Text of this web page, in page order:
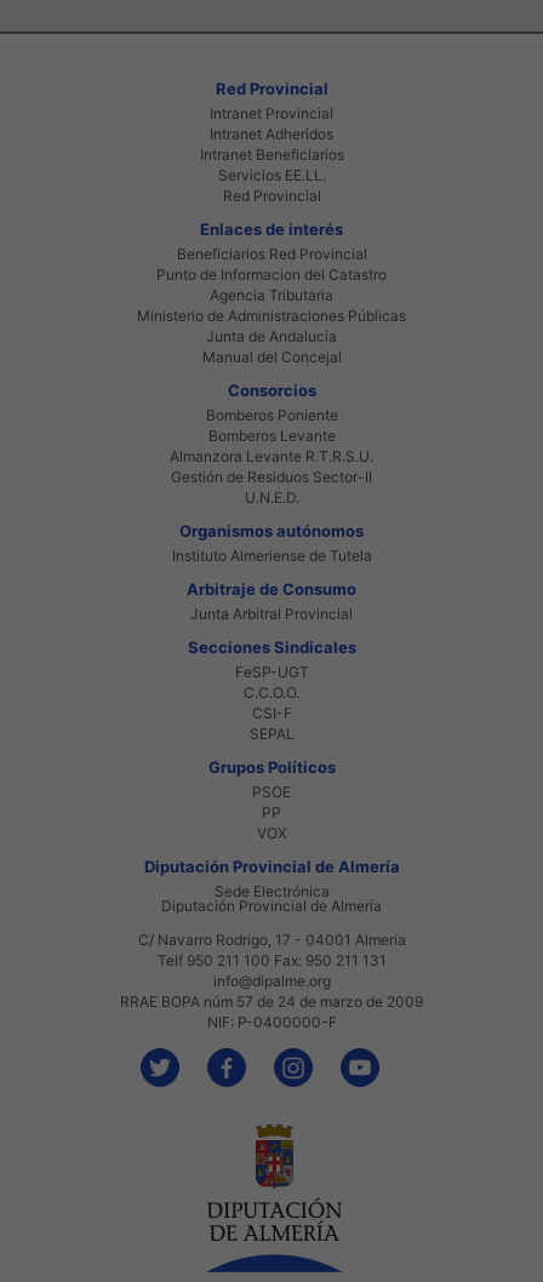
Red Provincial
Intranet Provincial
Intranet Adheridos
Intranet Beneficiarios
Servicios EE.LL.
Red Provincial
Enlaces de interés
Beneficiarios Red Provincial
Punto de Informacion del Catastro
Agencia Tributaria
Ministerio de Administraciones Públicas
Junta de Andalucia
Manual del Concejal
Consorcios
Bomberos Poniente
Bomberos Levante
Almanzora Levante R.T.R.S.U.
Gestión de Residuos Sector-II
U.N.E.D.
Organismos autónomos
Instituto Almeriense de Tutela
Arbitraje de Consumo
Junta Arbitral Provincial
Secciones Sindicales
FeSP-UGT
C.C.O.O.
CSI-F
SEPAL
Grupos Políticos
PSOE
PP
VOX
Diputación Provincial de Almería
Sede Electrónica
Diputación Provincial de Almería
C/ Navarro Rodrigo, 17 - 04001 Almería
Telf 950 211 100 Fax: 950 211 131
info@dipalme.org
RRAE BOPA núm 57 de 24 de marzo de 2009
NIF: P-0400000-F